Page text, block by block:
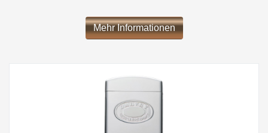
Mehr Informationen